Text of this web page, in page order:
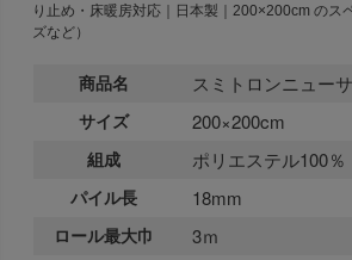
り止め・床暖房対応｜日本製｜200×200cm のス
ズなど）
商品名 スミトロンニュー
サイズ 200×200cm
組成 ポリエステル100％
パイル長 18mm
ロール最大巾 3ｍ